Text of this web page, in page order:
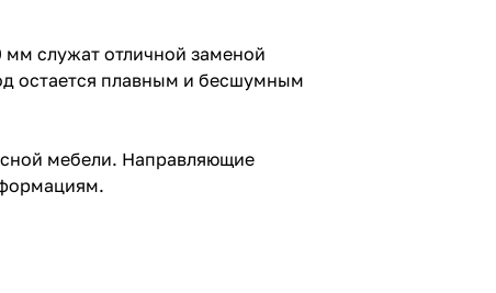
служат отличной заменой
остается плавным и бесшумным
мебели. Направляющие